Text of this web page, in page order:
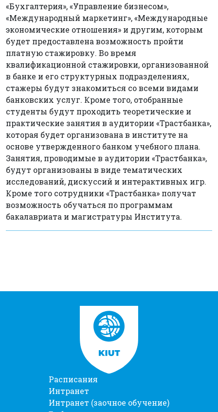
«Бухгалтерия», «Управление бизнесом»,
«Международный маркетинг», «Международные
экономические отношения» и другим, которым
будет предоставлена возможность пройти
платную стажировку. Во время
квалификационной стажировки, организованной
в банке и его структурных подразделениях,
стажеры будут знакомиться со всеми видами
банковских услуг. Кроме того, отобранные
студенты будут проходить теоретические и
практические занятия в аудитории «Трастбанка»,
которая будет организована в институте на
основе утвержденного банком учебного плана.
Занятия, проводимые в аудитории «Трастбанка»,
будут организованы в виде тематических
исследований, дискуссий и интерактивных игр.
Кроме того сотрудники «Трастбанка» получат
возможность обучаться по программам
бакалавриата и магистратуры Института.
Расписания
Интранет
Интранет (заочное обучение)